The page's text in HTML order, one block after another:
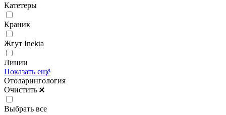
Катетеры
Краник
Жгут Inekta
Линии
Показать ещё
Отоларингология
Очистить
Выбрать все